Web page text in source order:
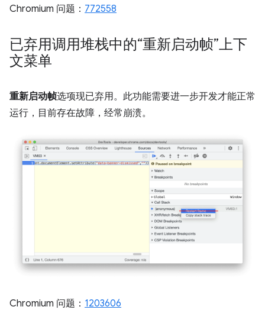
Chromium 问题： 772558
已弃用调用堆栈中的“重新启动帧”上下
文菜单
重新启动帧选项现已弃用。此功能需要进一步开发才能正常
运行，目前存在故障，经常崩溃。
Chromium 问题： 1203606